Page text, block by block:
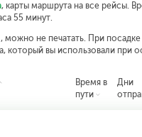
, карты маршрута на все рейсы.
55 минут.
, можно не печатать. При
который вы использовали при
Время в
пути
Дни